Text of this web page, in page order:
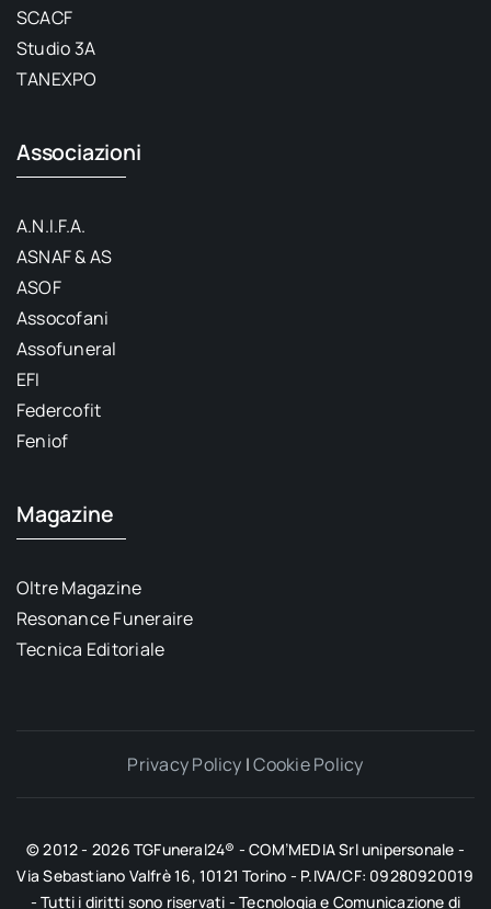
SCACF
Studio 3A
TANEXPO
Associazioni
A.N.I.F.A.
ASNAF & AS
ASOF
Assocofani
Assofuneral
EFI
Federcofit
Feniof
Magazine
Oltre Magazine
Resonance Funeraire
Tecnica Editoriale
Privacy Policy |Cookie Policy
© 2012 - 2026 TGFuneral24® - COM’MEDIA Srl unipersonale -
Via Sebastiano Valfrè 16, 10121 Torino - P.IVA/CF: 09280920019
- Tutti i diritti sono riservati - Tecnologia e Comunicazione di